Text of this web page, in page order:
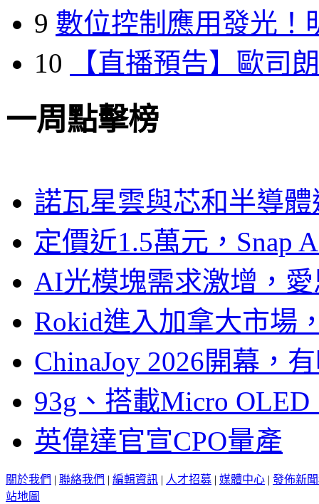
9 數位控制應用發光！
10
【直播預告】歐司
一周點擊榜
諾瓦星雲與芯和半導
定價近1.5萬元，Snap
AI光模塊需求激增，
Rokid進入加拿大市場
ChinaJoy 2026開幕，
93g、搭載Micro
英偉達官宣CPO量產
關於我們 | 聯絡我們 | 編輯資訊 | 人才招募 | 媒體中心 | 發佈新
站地圖